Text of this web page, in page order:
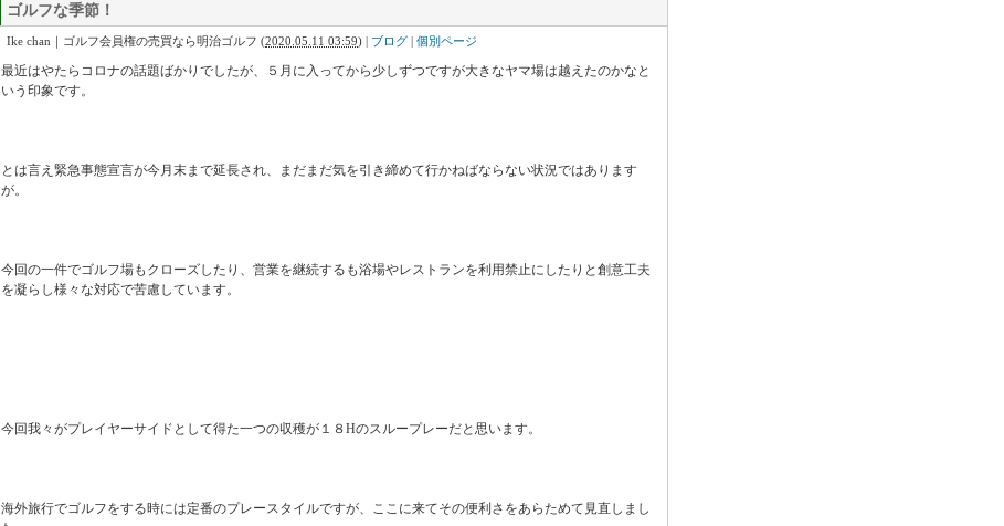
ゴルフな季節！
Ike chan｜ゴルフ会員権の売買なら明治ゴルフ (2020.05.11 03:59) | ブログ | 個別ページ
最近はやたらコロナの話題ばかりでしたが、５月に入ってから少しずつですが大きなヤマ場は越えたのかなと
いう印象です。
とは言え緊急事態宣言が今月末まで延長され、まだまだ気を引き締めて行かねばならない状況ではあります
が。
今回の一件でゴルフ場もクローズしたり、営業を継続するも浴場やレストランを利用禁止にしたりと創意工夫
を凝らし様々な対応で苦慮しています。
今回我々がプレイヤーサイドとして得た一つの収穫が１８Hのスループレーだと思います。
海外旅行でゴルフをする時には定番のプレースタイルですが、ここに来てその便利さをあらためて見直しまし